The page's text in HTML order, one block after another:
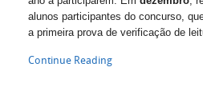
alunos participantes do concurso,
a primeira prova de verificação de
Continue Reading